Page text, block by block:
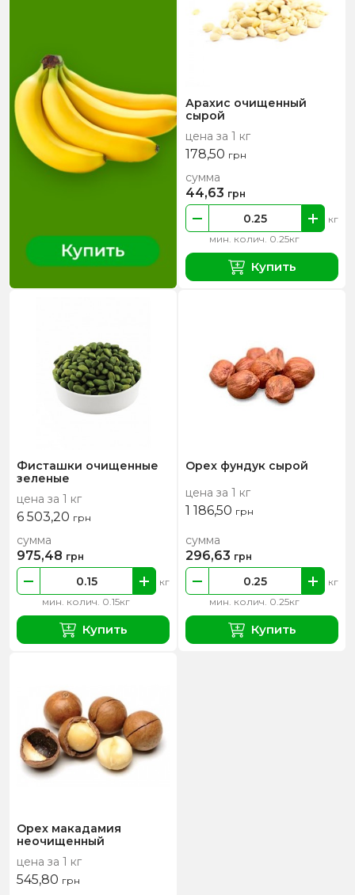
Арахис очищенный
сырой
цена за 1 кг
178,50 грн
мин. колич. 0.25кг
кг
сумма
44,63 грн
Купить
Фисташки очищенные
зеленые
цена за 1 кг
6 503,20 грн
мин. колич. 0.15кг
кг
сумма
975,48 грн
Купить
Орех фундук сырой
цена за 1 кг
1 186,50 грн
мин. колич. 0.25кг
кг
сумма
296,63 грн
Купить
Орех макадамия
неочищенный
цена за 1 кг
545,80 грн